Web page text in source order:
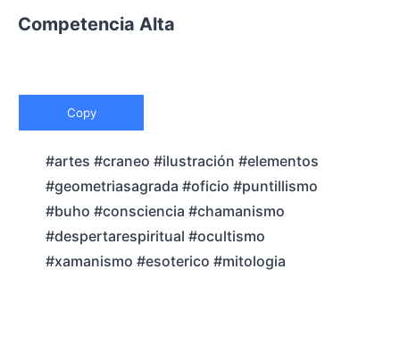
Competencia Alta
Copy
#artes #craneo #ilustración #elementos
#geometriasagrada #oficio #puntillismo
#buho #consciencia #chamanismo
#despertarespiritual #ocultismo
#xamanismo #esoterico #mitologia